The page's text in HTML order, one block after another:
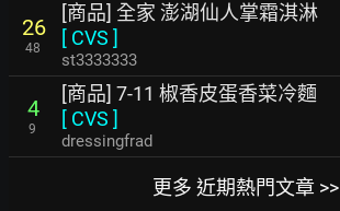
26
48
[商品] 全家 澎湖仙人掌霜淇淋
[ CVS ]
st3333333
4
9
[商品] 7-11 椒香皮蛋香菜冷麵
[ CVS ]
dressingfrad
更多 近期熱門文章 >>